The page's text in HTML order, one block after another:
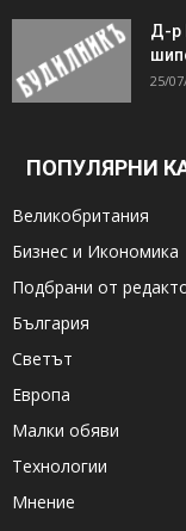
Д-р
25/
ПОПУЛЯРНИ
Великобритания
Бизнес и Икономика
Подбрани от
България
Светът
Европа
Малки обяви
Технологии
Мнение